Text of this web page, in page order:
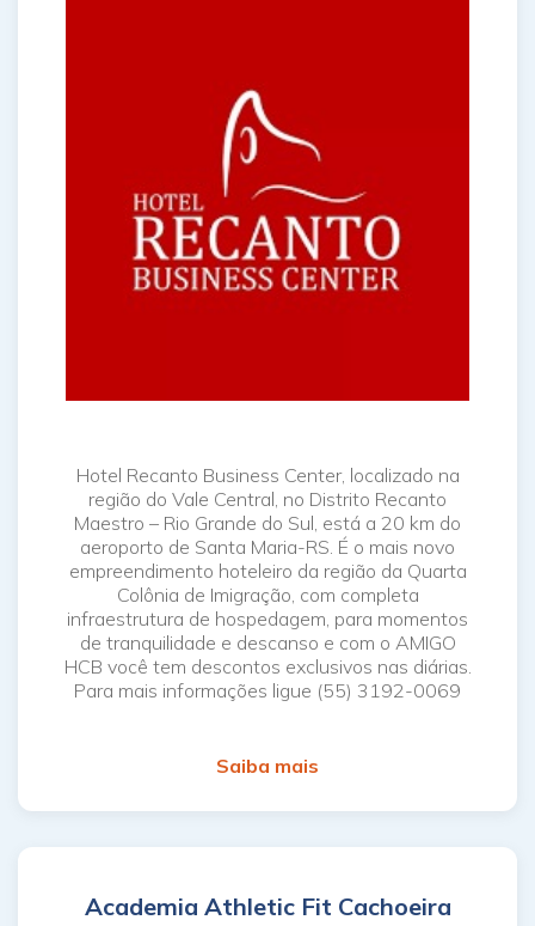
Hotel Recanto Business Center, localizado na
região do Vale Central, no Distrito Recanto
Maestro – Rio Grande do Sul, está a 20 km do
aeroporto de Santa Maria-RS. É o mais novo
empreendimento hoteleiro da região da Quarta
Colônia de Imigração, com completa
infraestrutura de hospedagem, para momentos
de tranquilidade e descanso e com o AMIGO
HCB você tem descontos exclusivos nas diárias.
Para mais informações ligue (55) 3192-0069
Saiba mais
Academia Athletic Fit Cachoeira